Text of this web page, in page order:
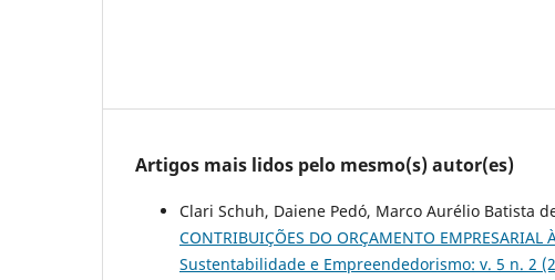
Artigos mais lidos pelo mesmo(s) autor(es)
Clari Schuh, Daiene Pedó, Marco Aurélio Batista
CONTRIBUIÇÕES DO ORÇAMENTO EMPRESARIAL
Sustentabilidade e Empreendedorismo: v. 5 n. 2